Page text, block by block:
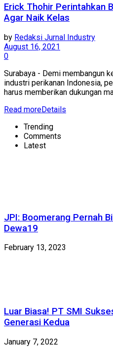
Erick Thohir Perintahkan
Agar Naik Kelas
by Redaksi Jurnal Industry
August 16, 2021
0
Surabaya - Demi membangun
industri perikanan Indonesia,
harus memberikan dukungan
Read moreDetails
Trending
Comments
Latest
JPI: Boomerang Pernah
Dewa19
February 13, 2023
Luar Biasa! PT SMI
Generasi Kedua
January 7, 2022